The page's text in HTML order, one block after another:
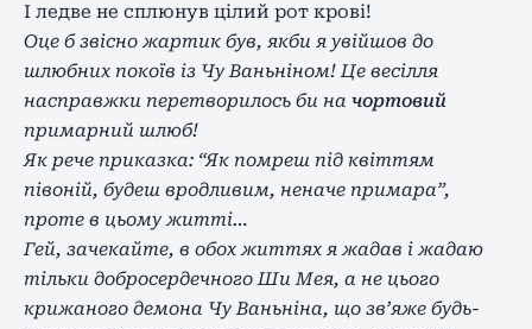
І ледве не сплюнув цілий рот крові!
Оце б звісно жартик був, якби я увійшов до
шлюбних покоїв із Чу Ваньніном! Це весілля
насправжки перетворилось би на чортовий
примарний шлюб!
Як рече приказка: “Як помреш під квіттям
півоній, будеш вродливим, неначе примара”,
проте в цьому житті…
Гей, зачекайте, в обох життях я жадав і жадаю
тільки добросердечного Ши Мея, а не цього
крижаного демона Чу Ваньніна, що зв’яже будь-